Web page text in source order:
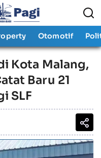
Otomotif
Kota Malang,
Baru 21
SLF